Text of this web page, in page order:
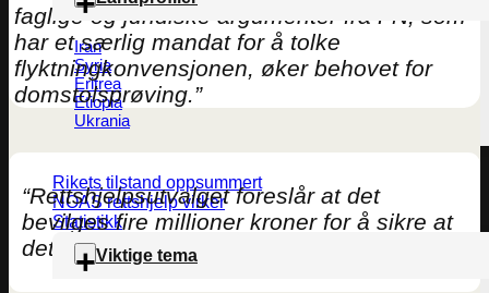
Iran
Syria
Eritrea
Etiopia
Ukrania
Rikets tilstand oppsummert
NOAS rettshjelp virker
Statistikk
Viktige tema
faglige og juridiske argumenter fra FN, som
har et særlig mandat for å tolke
flyktningkonvensjonen, øker behovet for
domstolsprøving.”
“Rettshjelpsutvalget foreslår at det
bevilges fire millioner kroner for å sikre at
det føres flere prinsipielle saker for retten”